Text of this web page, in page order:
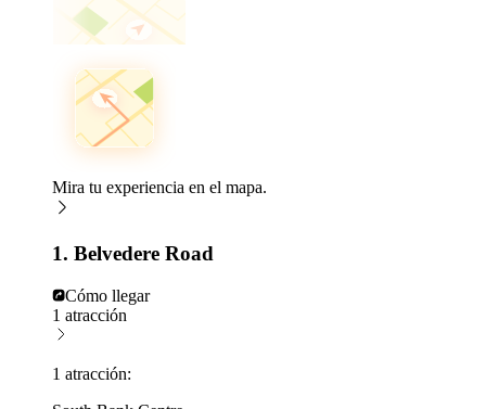
Mira tu experiencia en el mapa.
1. Belvedere Road
Cómo llegar
1 atracción
1 atracción: